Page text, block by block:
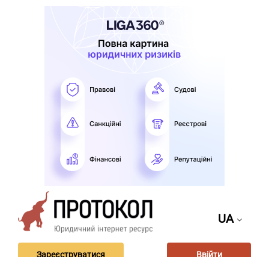
UA
Зареєструватися Ввійти